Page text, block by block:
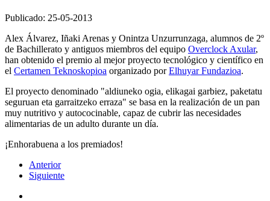
Publicado: 25-05-2013
Alex Álvarez, Iñaki Arenas y Onintza Unzurrunzaga, alumnos de 2º
de Bachillerato y antiguos miembros del equipo Overclock Axular,
han obtenido el premio al mejor proyecto tecnológico y científico en
el Certamen Teknoskopioa organizado porElhuyar Fundazioa.
El proyecto denominado "aldiuneko ogia, elikagai garbiez, paketatu
seguruan eta garraitzeko erraza" se basa en la realización de un pan
muy nutritivo y autococinable, capaz de cubrir las necesidades
alimentarias de un adulto durante un día.
¡Enhorabuena a los premiados!
Anterior
Siguiente